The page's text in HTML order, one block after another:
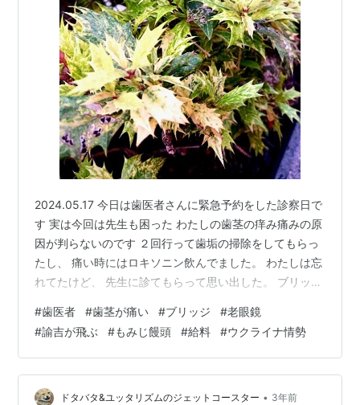
2024.05.17 今日は歯医者さんに緊急予約をした診察日で
す 実は今回は先生も困った わたしの歯茎の痒み痛みの原
因が判らないのです ２回行って歯垢の掃除をしてもらっ
たし、 痛い時にはロキソニン飲んでました。 わたしは忘
れてたけど、 先生に診てもらって思い出した。 ブリッジ
ない、 歯茎に何かが響いてるんだと思います ブリッジ部
分と金属を根っ子の代わりに立てた部分を 取ってもらい
ました まだ取った後がうずいてるけど、 これがどうなる
か一週間様子見です。 また作り直しにどれだけかかるか
なあ お金~ 老眼鏡も見つからないから買い直しかあ 諭吉
#歯医者 #歯茎が痛い #ブリッジ #老眼鏡
#諭吉が飛ぶ #もみじ饅頭 #給料 #ウクライナ情勢
ドタバタ&ユッタリズムのジェットコースター • 3年前